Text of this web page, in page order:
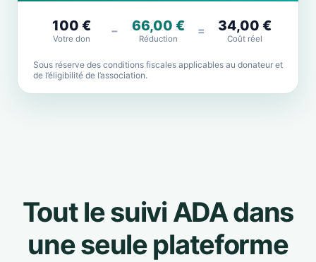
100 €
Votre don
− 66,00 €
Réduction
= 34,00 €
Coût réel
Sous réserve des conditions fiscales applicables au donateur et
de l’éligibilité de l’association.
Tout le suivi ADA dans
une seule plateforme